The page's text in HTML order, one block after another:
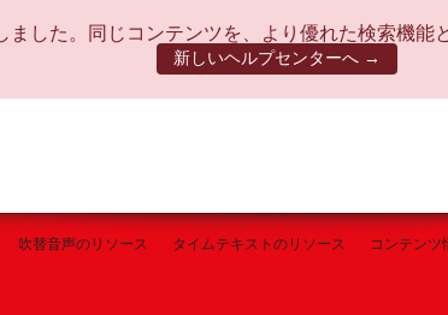
した。同じコンテンツを、より優れた検索機能
新しいヘルプセンターへ →
吹替音声のリソース タイムテキストのリソース コンテンツ